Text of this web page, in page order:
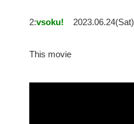
2:vsoku! 2023.06.24(Sat)
This movie